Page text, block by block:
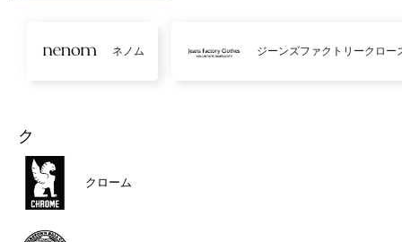
ネノム ジーンズファクトリークロー
ク
クローム